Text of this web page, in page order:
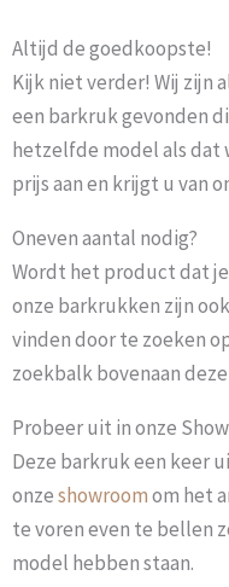
Altijd de goedkoopste!
Kijk niet verder! Wij zijn
een barkruk gevonden
hetzelfde model als dat
prijs aan en krijgt u van
Oneven aantal nodig?
Wordt het product dat
onze barkrukken zijn
vinden door te zoeken
zoekbalk bovenaan
Probeer uit in onze
Deze barkruk een keer
onzeshowroomom het
te voren even te bellen
model hebben staan.